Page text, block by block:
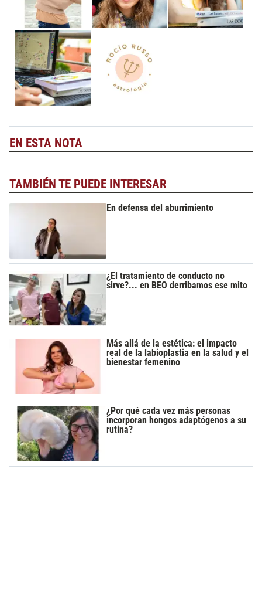
EN ESTA NOTA
TAMBIÉN TE PUEDE INTERESAR
En defensa del aburrimiento
¿El tratamiento de conducto no
sirve?... en BEO derribamos ese mito
Más allá de la estética: el impacto
real de la labioplastia en la salud y el
bienestar femenino
¿Por qué cada vez más personas
incorporan hongos adaptógenos a su
rutina?